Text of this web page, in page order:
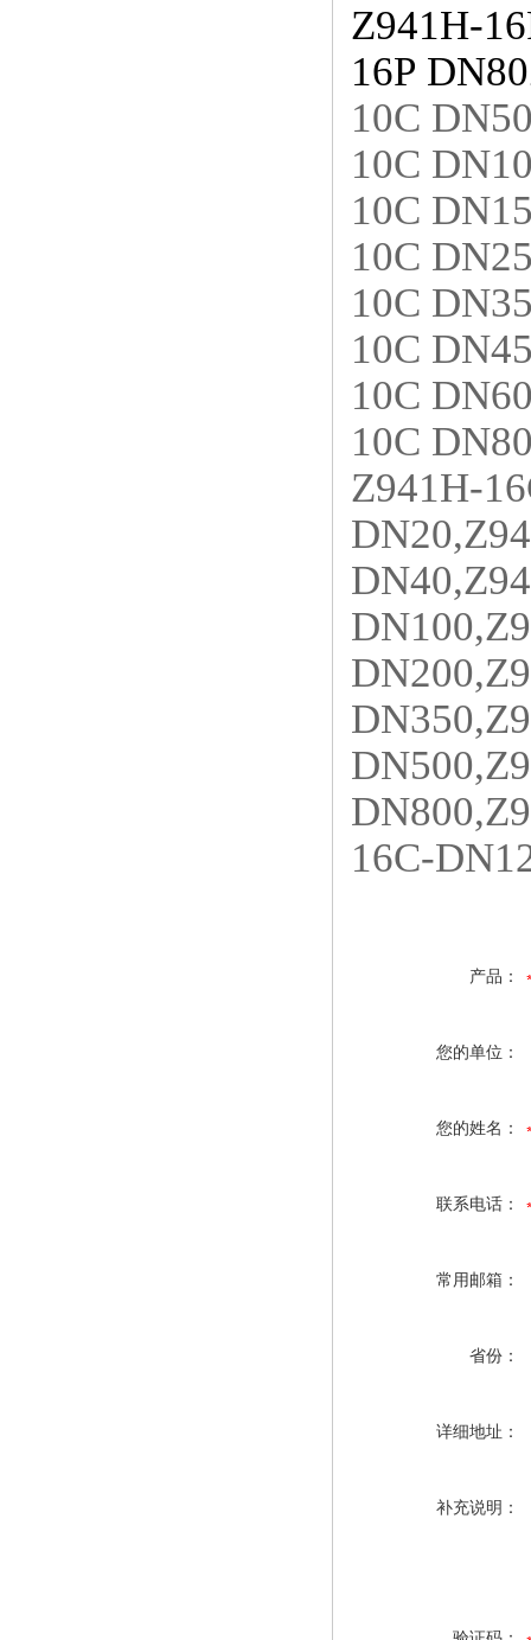
Z941H-
16P DN80
10C
10C
10C
10C
10C
10C
10C
10C
Z941H-
16C-
产品：
您的单位：
您的姓名：
联系电话：
常用邮箱：
省份：
详细地址：
补充说明：